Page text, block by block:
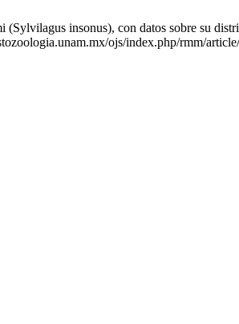
insonus), con datos sobre su
ojs/index.php/rmm/